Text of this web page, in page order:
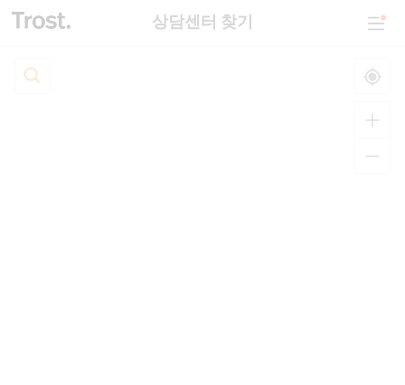
상담센터 찾기